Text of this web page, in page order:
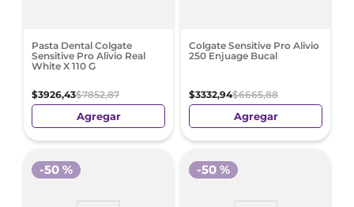
Pasta Dental Colgate
Sensitive Pro Alivio Real
White X 110 G
$3926,43$7852,87
Agregar
Colgate Sensitive Pro Alivio
250 Enjuage Bucal
$3332,94$6665,88
Agregar
-50 % -50 %